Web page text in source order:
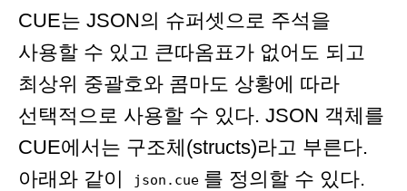
CUE는 JSON의 슈퍼셋으로 주석을
사용할 수 있고 큰따옴표가 없어도 되고
최상위 중괄호와 콤마도 상황에 따라
선택적으로 사용할 수 있다. JSON 객체를
CUE에서는 구조체(structs)라고 부른다.
아래와 같이
json.cue 를 정의할 수 있다.